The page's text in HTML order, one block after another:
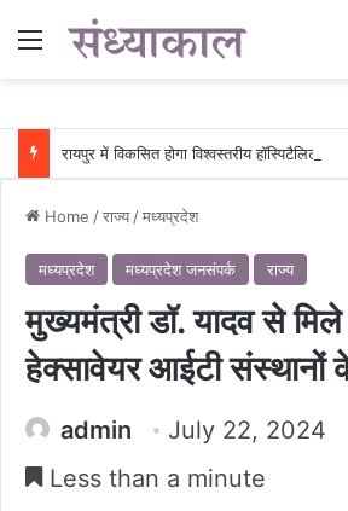
Menu
Home /राज्य /मध्यप्रदेश
मध्यप्रदेश मध्यप्रदेश जनसंपर्क राज्य
मुख्यमंत्री डॉ. यादव से
हेक्सावेयर आईटी संस्थानों
admin
July 22, 2024
Less than a minute